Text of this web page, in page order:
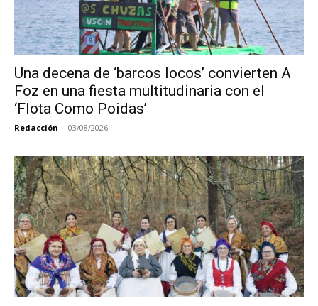
Una decena de ‘barcos locos’ convierten A
Foz en una fiesta multitudinaria con el
‘Flota Como Poidas’
Redacción - 03/08/2026